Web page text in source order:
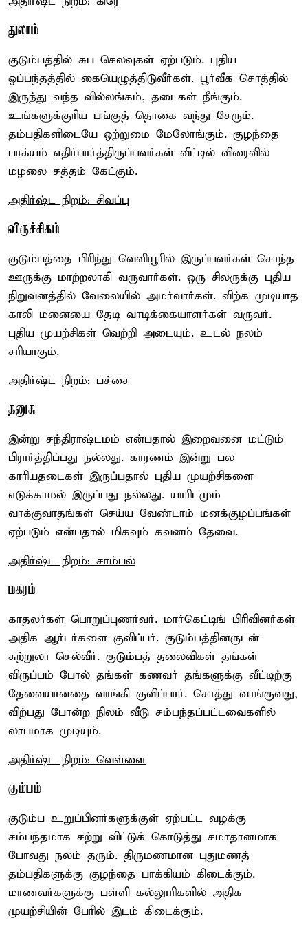
துலாம்
குடும்பத்தில் சுப செலவுகள் ஏற்படும். புதிய
ஒப்பந்தத்தில் கையெழுத்திடுவீர்கள். பூர்வீக சொத்தில்
இருந்து வந்த வில்லங்கம், தடைகள் நீங்கும்.
உங்களுக்குரிய பங்குத் தொகை வந்து சேரும்.
தம்பதிகளிடையே ஒற்றுமை மேலோங்கும். குழந்தை
பாக்யம் எதிர்பார்த்திருப்பவர்கள் வீட்டில் விரைவில்
மழலை சத்தம் கேட்கும்.
அதிர்ஷ்ட நிறம்: சிவப்பு
விருச்சிகம்
குடும்பத்தை பிரிந்து வெளியூரில் இருப்பவர்கள் சொந்த
ஊருக்கு மாற்றலாகி வருவார்கள். ஒரு சிலருக்கு புதிய
நிறுவனத்தில் வேலையில் அமர்வார்கள். விற்க முடியாத
காலி மனையை தேடி வாடிக்கையாளர்கள் வருவர்.
புதிய முயற்சிகள் வெற்றி அடையும். உடல் நலம்
சரியாகும்.
அதிர்ஷ்ட நிறம்: பச்சை
தனுசு
இன்று சந்திராஷ்டமம் என்பதால் இறைவனை மட்டும்
பிரார்த்திப்பது நல்லது. காரணம் இன்று பல
காரியதடைகள் இருப்பதால் புதிய முயற்சிகளை
எடுக்காமல் இருப்பது நல்லது. யாரிடமும்
வாக்குவாதங்கள் செய்ய வேண்டாம் மனக்குழப்பங்கள்
ஏற்படும் என்பதால் மிகவும் கவனம் தேவை.
அதிர்ஷ்ட நிறம்: சாம்பல்
மகரம்
காதலர்கள் பொறுப்புணர்வர். மார்கெட்டிங் பிரிவினர்கள்
அதிக ஆர்டர்களை குவிப்பர். குடும்பத்தினருடன்
சுற்றுலா செல்வீர். குடும்பத் தலைவிகள் தங்கள்
விருப்பம் போல் தங்கள் கணவர் தங்களுக்கு வீட்டிற்கு
தேவையானதை வாங்கி குவிப்பார். சொத்து வாங்குவது,
விற்பது போன்ற நிலம் வீடு சம்பந்தப்பட்டவைகளில்
லாபமாக முடியும்.
அதிர்ஷ்ட நிறம்: வெள்ளை
கும்பம்
குடும்ப உறுப்பினர்களுக்குள் ஏற்பட்ட வழக்கு
சம்பந்தமாக சற்று விட்டுக் கொடுத்து சமாதானமாக
போவது நலம் தரும். திருமணமான புதுமணத்
தம்பதிகளுக்கு குழந்தை பாக்கியம் கிடைக்கும்.
மாணவர்களுக்கு பள்ளி கல்லூரிகளில் அதிக
முயற்சியின் பேரில் இடம் கிடைக்கும்.